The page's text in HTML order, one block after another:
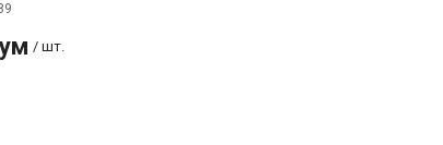
/ шт.